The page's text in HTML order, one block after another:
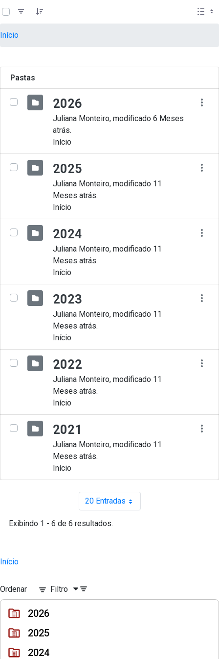
Pular para o Conteúdo principal
teste descricao
Início
Pastas
2026
Juliana Monteiro, modificado 6 Meses
atrás.
Início
2025
Juliana Monteiro, modificado 11
Meses atrás.
Início
2024
Juliana Monteiro, modificado 11
Meses atrás.
Início
2023
Juliana Monteiro, modificado 11
Meses atrás.
Início
2022
Juliana Monteiro, modificado 11
Meses atrás.
Início
2021
Juliana Monteiro, modificado 11
Meses atrás.
Início
20 EntradasPor página
Exibindo 1 - 6 de 6 resultados.
Início
Ordenar Filtro
2026
2025
2024